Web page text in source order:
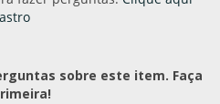
sobre este item. Faça